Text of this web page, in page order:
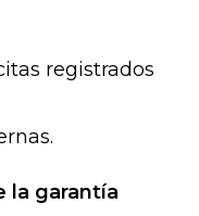
registrados
la garantía